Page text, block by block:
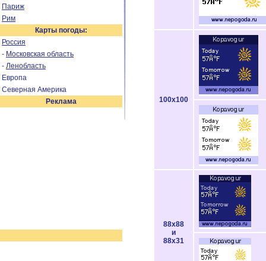
Париж
Рим
Карты погоды:
Россия
- Московская область
- Ленобласть
Европа
Северная Америка
Реклама
100x100
88x88
и
88x31